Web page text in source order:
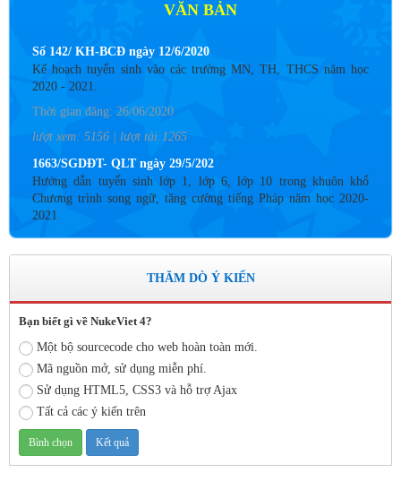
VĂN BẢN
Kế hoạch tuyển sinh vào các trường MN, TH, THCS năm học
2020 - 2021.
Hướng dẫn tuyển sinh lớp 1, lớp 6, lớp 10 trong khuôn khổ
Chương trình song ngữ, tăng cường tiếng Pháp năm học 2020-
2021
lượt xem: 4187 | lượt tải:757
Số: 05 /KHCM - THVY NGÀY 10/9&
KẾ HOẠCH BỒI DƯỠNG VÀ PHÁT TRIỂN ĐỘI NGŨ NĂM
HỌC 2019- 2020
Thời gian đăng: 11/06/2020
lượt xem: 8577 | lượt tải:2798
Số: 03 /KH-THVY ngày 17/9�
KẾ HOẠCH CÔNG TÁC KIỂM TRA NỘI BỘ NĂM HỌC
2019– 2020
Thời gian đăng: 11/06/2020
THĂM DÒ Ý KIẾN
Bạn biết gì về NukeViet 4?
Một bộ sourcecode cho web hoàn toàn mới.
Mã nguồn mở, sử dụng miễn phí.
Sử dụng HTML5, CSS3 và hỗ trợ Ajax
Tất cả các ý kiến trên